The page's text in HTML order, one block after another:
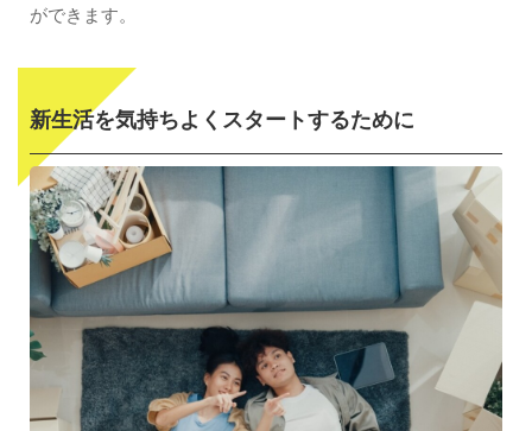
ができます。
新生活を気持ちよくスタートするために